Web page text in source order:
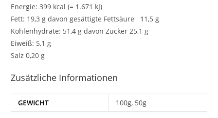
Energie: 399 kcal (= 1.671 kJ)
Fett: 19,3 g davon gesättigte Fettsäure 11,5 g
Kohlenhydrate: 51,4 g davon Zucker 25,1 g
Eiweiß: 5,1 g
Salz 0,20 g
Zusätzliche Informationen
GEWICHT 100g, 50g